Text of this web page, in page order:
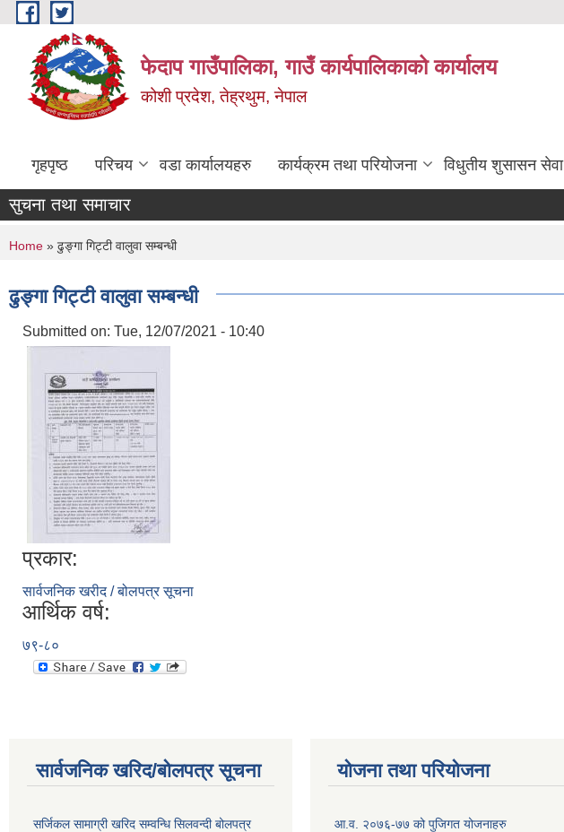
Skip to main content
फेदाप गाउँपालिका, गाउँ कार्यपालिकाको कार्यालय
कोशी प्रदेश, तेह्रथुम, नेपाल
गृहपृष्ठ परिचय वडा कार्यालयहरु कार्यक्रम तथा परियोजना विधुतीय शुसासन सेवा
सुचना तथा समाचार
You are here
Home » ढुङ्गा गिट्टी वालुवा सम्बन्धी
ढुङ्गा गिट्टी वालुवा सम्बन्धी
Submitted on: Tue, 12/07/2021 - 10:40
प्रकार:
सार्वजनिक खरीद / बोलपत्र सूचना
आर्थिक वर्ष:
७९-८०
सार्वजनिक खरिद/बोलपत्र सूचना
सर्जिकल सामाग्री खरिद सम्वन्धि सिलवन्दी बोलपत्र
योजना तथा परियोजना
आ.व. २०७६-७७ को पुजिगत योजनाहरु